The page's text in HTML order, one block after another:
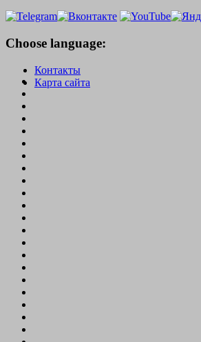
Choose language:
Контакты
Карта сайта